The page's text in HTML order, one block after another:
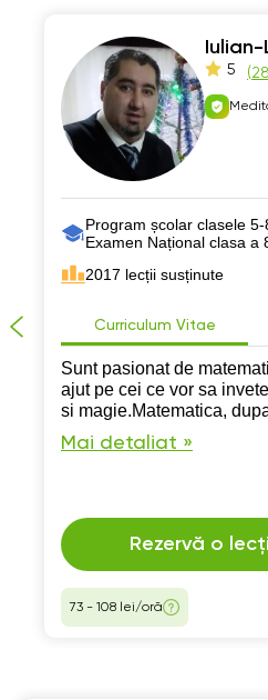
5 (
Program școlar clasele
Examen Național clasa a
2017 lecții susținute
Curriculum Vitae
Sunt pasionat de
ajut pe cei ce vor sa
si magie.Matematica,
baza a tot ce vedem si e
poti a intelegi lumea
Mai detaliat »
Rezervă o
73 - 108 lei/oră